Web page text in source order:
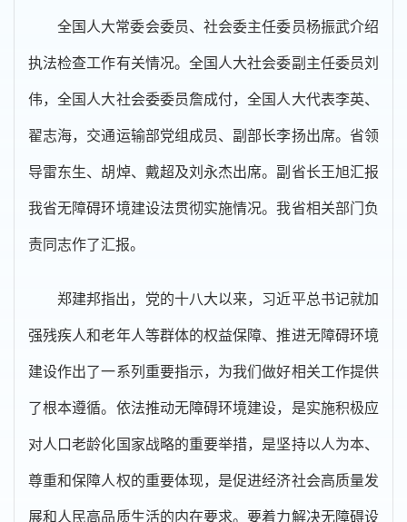
全国人大常委会委员、社会委主任委员杨振武介绍
执法检查工作有关情况。全国人大社会委副主任委员刘
伟，全国人大社会委委员詹成付，全国人大代表李英、
翟志海，交通运输部党组成员、副部长李扬出席。省领
导雷东生、胡焯、戴超及刘永杰出席。副省长王旭汇报
我省无障碍环境建设法贯彻实施情况。我省相关部门负
责同志作了汇报。
郑建邦指出，党的十八大以来，习近平总书记就加
强残疾人和老年人等群体的权益保障、推进无障碍环境
建设作出了一系列重要指示，为我们做好相关工作提供
了根本遵循。依法推动无障碍环境建设，是实施积极应
对人口老龄化国家战略的重要举措，是坚持以人为本、
尊重和保障人权的重要体现，是促进经济社会高质量发
展和人民高品质生活的内在要求。要着力解决无障碍设